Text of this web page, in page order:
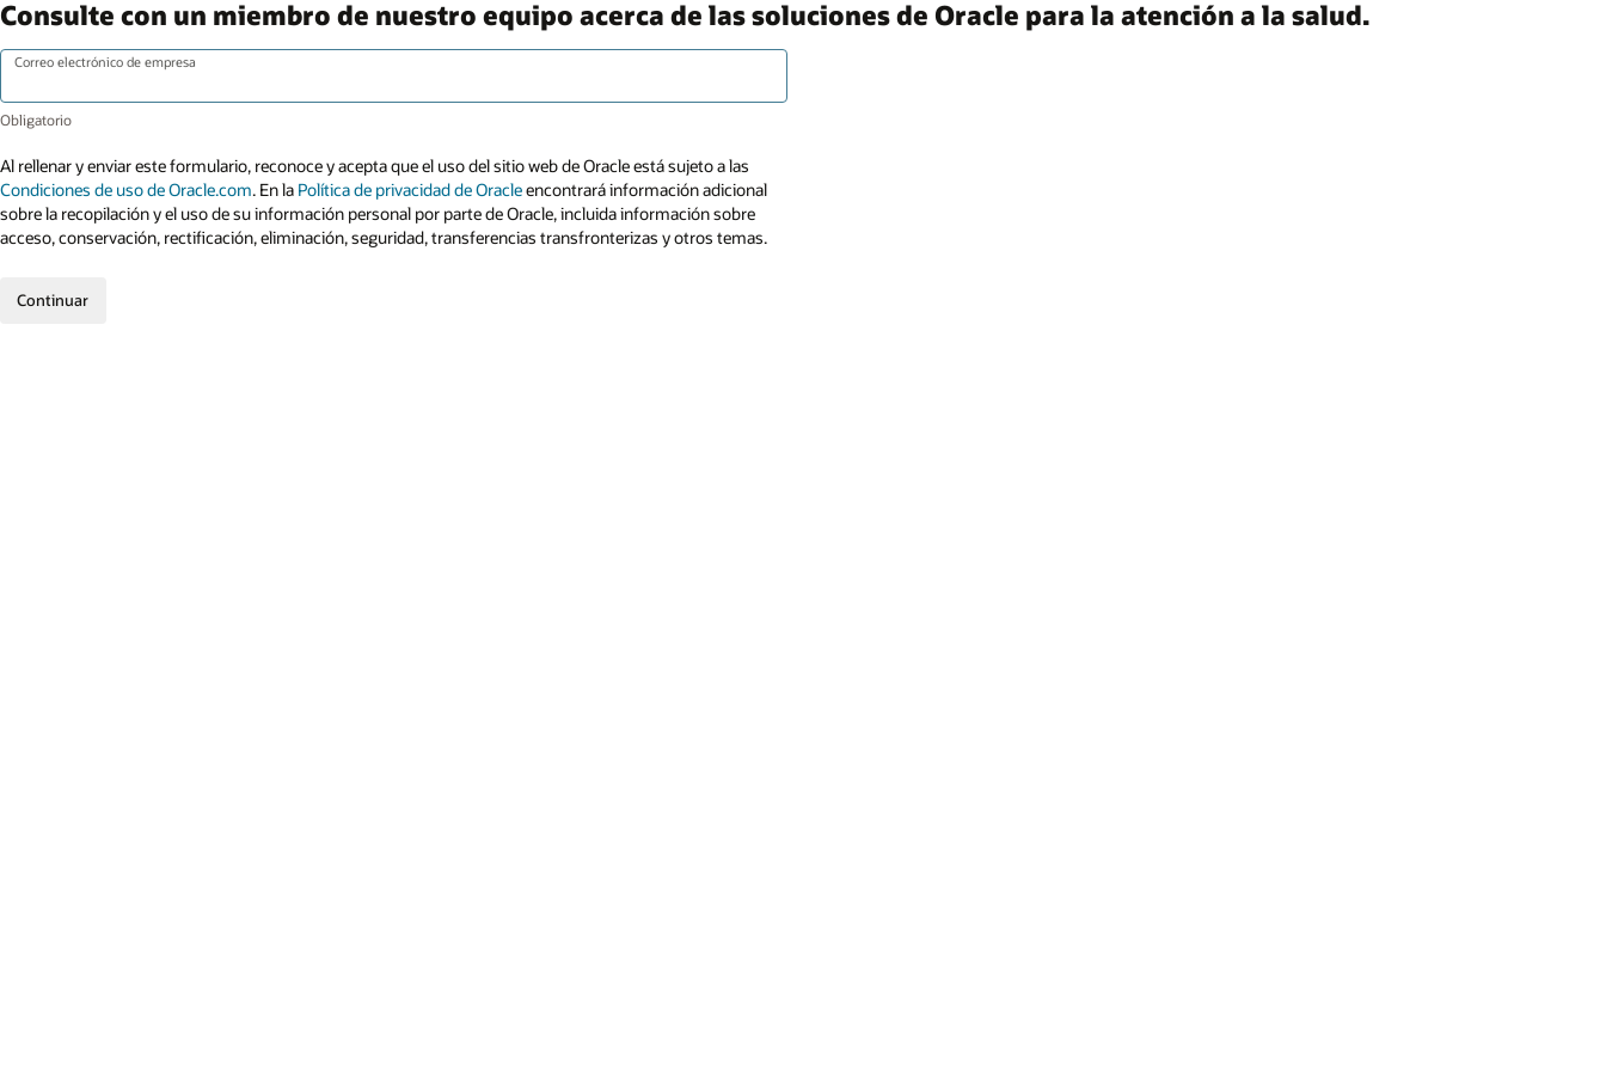
Consulte con un miembro de nuestro equipo acerca de las soluciones de Oracle para la atención a la salud.
Correo electrónico de empresa
Al rellenar y enviar este formulario, reconoce y acepta que el uso del sitio web de Oracle está sujeto a las
Condiciones de uso de Oracle.com. En la Política de privacidad de Oracleencontrará información adicional
sobre la recopilación y el uso de su información personal por parte de Oracle, incluida información sobre
acceso, conservación, rectificación, eliminación, seguridad, transferencias transfronterizas y otros temas.
Continuar